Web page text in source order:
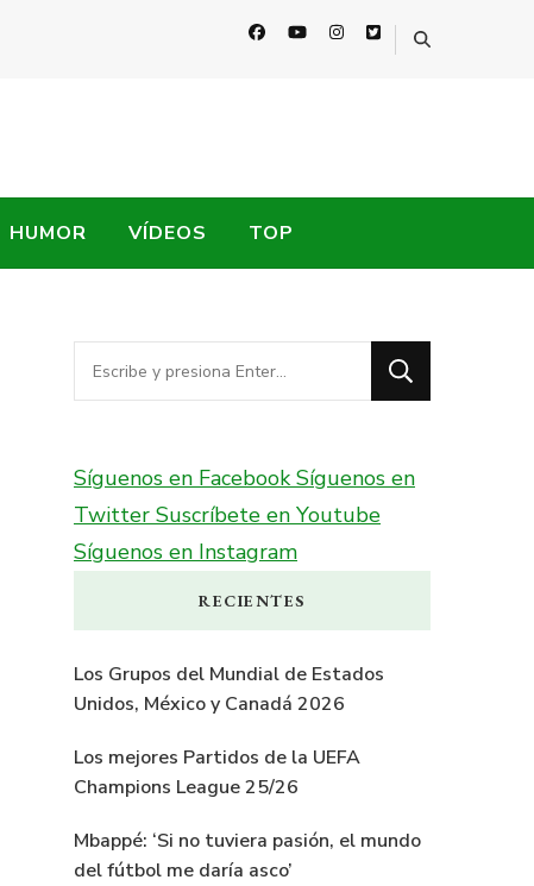
HUMOR VÍDEOS TOP
¿Buscas
algo?
Síguenos en FacebookSíguenos en
Twitter Suscríbete en Youtube
Síguenos en Instagram
RECIENTES
Los Grupos del Mundial de Estados
Unidos, México y Canadá 2026
Los mejores Partidos de la UEFA
Champions League 25/26
Mbappé: ‘Si no tuviera pasión, el mundo
del fútbol me daría asco’